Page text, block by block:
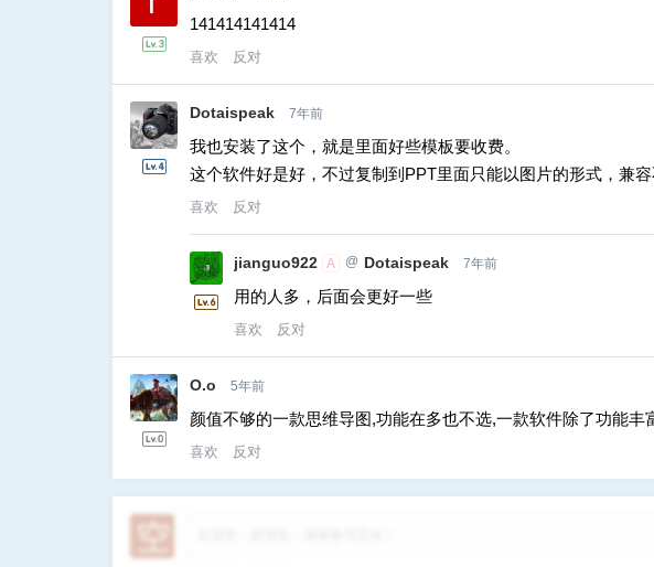
141414141414
喜欢 反对
Dotaispeak 7年前
我也安装了这个，就是里面好些模板要收费。
这个软件好是好，不过复制到PPT里面只能以图片的形式，兼容
喜欢 反对
jianguo922 A @ Dotaispeak 7年前
用的人多，后面会更好一些
喜欢 反对
O.o 5年前
颜值不够的一款思维导图,功能在多也不选,一款软件除了功能
喜欢 反对